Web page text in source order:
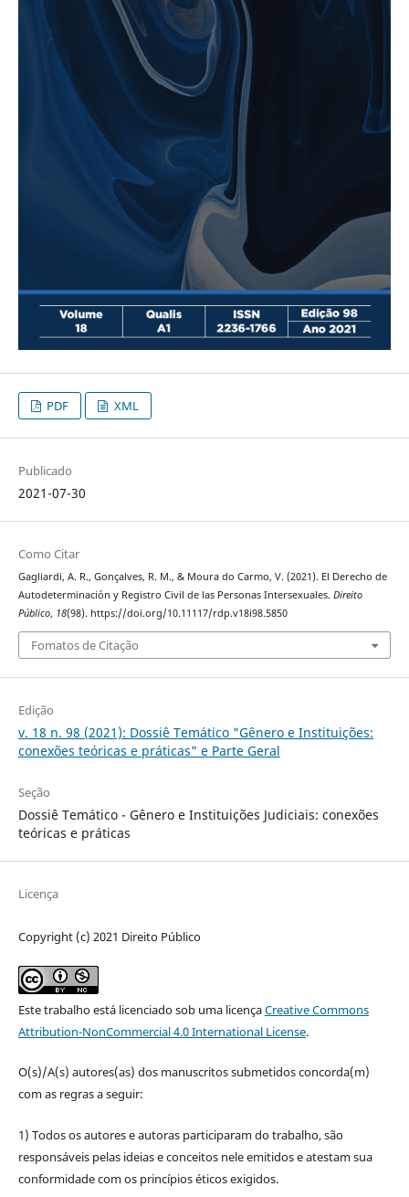
PDF XML
Publicado
2021-07-30
Como Citar
Gagliardi, A. R., Gonçalves, R. M., & Moura do Carmo, V. (2021). El Derecho de
Autodeterminación y Registro Civil de las Personas Intersexuales. Direito
Público, 18(98). https://doi.org/10.11117/rdp.v18i98.5850
Fomatos de Citação
Edição
v. 18 n. 98 (2021): Dossiê Temático "Gênero e Instituições:
conexões teóricas e práticas" e Parte Geral
Seção
Dossiê Temático - Gênero e Instituições Judiciais: conexões
teóricas e práticas
Licença
Copyright (c) 2021 Direito Público
Este trabalho está licenciado sob uma licençaCreative Commons
Attribution-NonCommercial 4.0 International License.
O(s)/A(s) autores(as) dos manuscritos submetidos concorda(m)
com as regras a seguir:
1) Todos os autores e autoras participaram do trabalho, são
responsáveis pelas ideias e conceitos nele emitidos e atestam sua
conformidade com os princípios éticos exigidos.